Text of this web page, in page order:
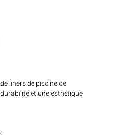
liners de piscine de
et une esthétique